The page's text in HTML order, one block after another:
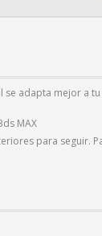
se adapta mejor a
MAX
para seguir.